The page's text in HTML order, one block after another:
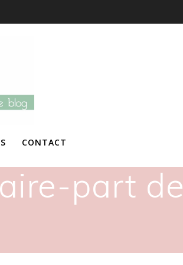
CONTACT
part de